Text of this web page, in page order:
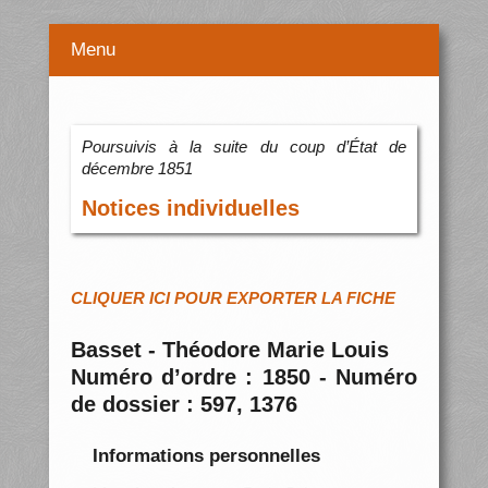
Menu
Poursuivis à la suite du coup d’État de
décembre 1851
Notices individuelles
CLIQUER ICI POUR EXPORTER LA FICHE
Basset - Théodore Marie Louis
Numéro d’ordre : 1850 - Numéro
de dossier : 597, 1376
Informations personnelles